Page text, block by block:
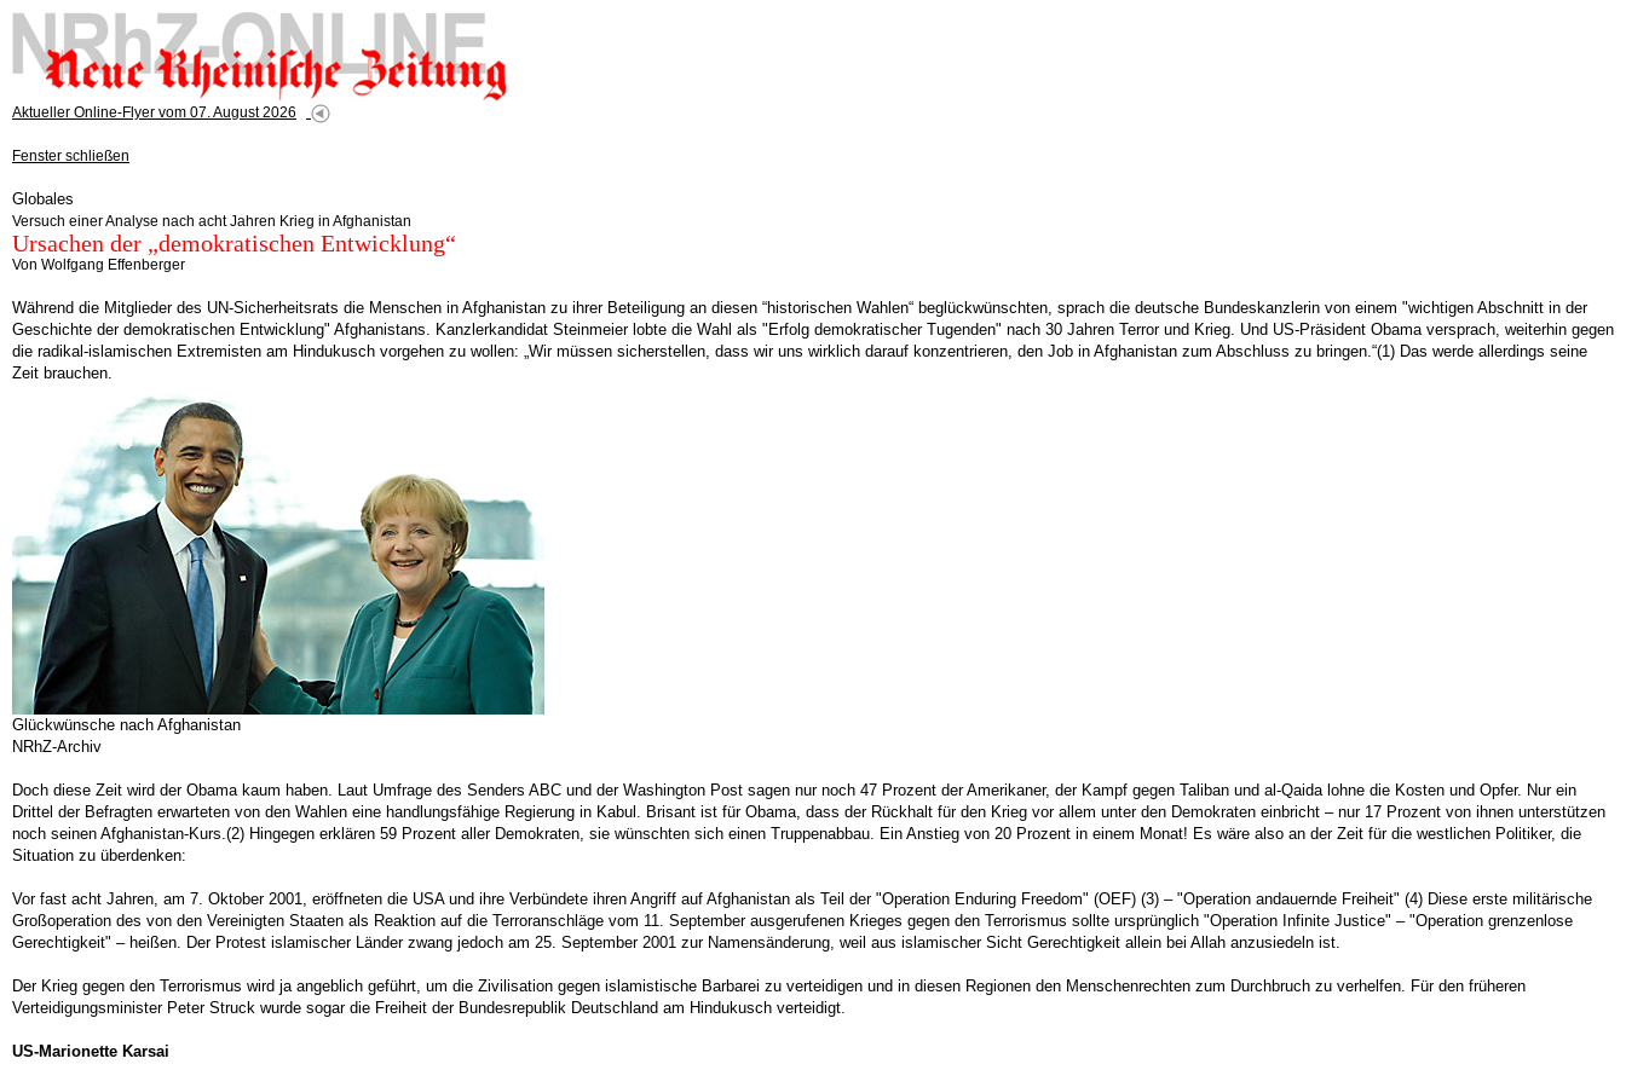
Aktueller Online-Flyer vom 07. August 2026
Fenster schließen
Globales
Versuch einer Analyse nach acht Jahren Krieg in Afghanistan
Ursachen der „demokratischen Entwicklung“
Von Wolfgang Effenberger
Während die Mitglieder des UN-Sicherheitsrats die Menschen in Afghanistan zu ihrer Beteiligung an diesen “historischen Wahlen“ beglückwünschten, sprach die deutsche Bundeskanzlerin von einem "wichtigen Abschnitt in der
Geschichte der demokratischen Entwicklung" Afghanistans. Kanzlerkandidat Steinmeier lobte die Wahl als "Erfolg demokratischer Tugenden" nach 30 Jahren Terror und Krieg. Und US-Präsident Obama versprach, weiterhin gegen
die radikal-islamischen Extremisten am Hindukusch vorgehen zu wollen: „Wir müssen sicherstellen, dass wir uns wirklich darauf konzentrieren, den Job in Afghanistan zum Abschluss zu bringen.“(1) Das werde allerdings seine
Zeit brauchen.
Glückwünsche nach Afghanistan
NRhZ-Archiv
Doch diese Zeit wird der Obama kaum haben. Laut Umfrage des Senders ABC und der Washington Post sagen nur noch 47 Prozent der Amerikaner, der Kampf gegen Taliban und al-Qaida lohne die Kosten und Opfer. Nur ein
Drittel der Befragten erwarteten von den Wahlen eine handlungsfähige Regierung in Kabul. Brisant ist für Obama, dass der Rückhalt für den Krieg vor allem unter den Demokraten einbricht – nur 17 Prozent von ihnen unterstützen
noch seinen Afghanistan-Kurs.(2) Hingegen erklären 59 Prozent aller Demokraten, sie wünschten sich einen Truppenabbau. Ein Anstieg von 20 Prozent in einem Monat! Es wäre also an der Zeit für die westlichen Politiker, die
Situation zu überdenken:
Vor fast acht Jahren, am 7. Oktober 2001, eröffneten die USA und ihre Verbündete ihren Angriff auf Afghanistan als Teil der "Operation Enduring Freedom" (OEF) (3) – "Operation andauernde Freiheit" (4) Diese erste militärische
Großoperation des von den Vereinigten Staaten als Reaktion auf die Terroranschläge vom 11. September ausgerufenen Krieges gegen den Terrorismus sollte ursprünglich "Operation Infinite Justice" – "Operation grenzenlose
Gerechtigkeit" – heißen. Der Protest islamischer Länder zwang jedoch am 25. September 2001 zur Namensänderung, weil aus islamischer Sicht Gerechtigkeit allein bei Allah anzusiedeln ist.
Der Krieg gegen den Terrorismus wird ja angeblich geführt, um die Zivilisation gegen islamistische Barbarei zu verteidigen und in diesen Regionen den Menschenrechten zum Durchbruch zu verhelfen. Für den früheren
Verteidigungsminister Peter Struck wurde sogar die Freiheit der Bundesrepublik Deutschland am Hindukusch verteidigt.
US-Marionette Karsai